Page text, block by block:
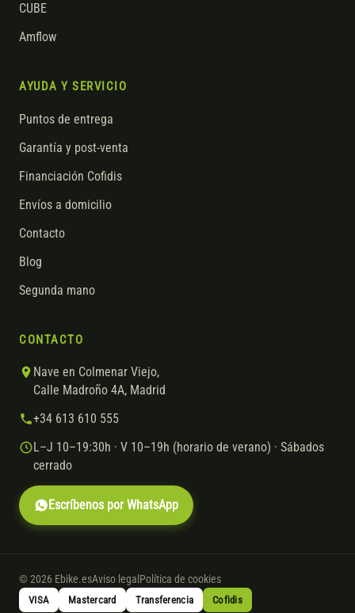
CUBE
Amflow
AYUDA Y SERVICIO
Puntos de entrega
Garantía y post-venta
Financiación Cofidis
Envíos a domicilio
Contacto
Blog
Segunda mano
CONTACTO
Nave en Colmenar Viejo,
Calle Madroño 4A, Madrid
+34 613 610 555
L–J 10–19:30h · V 10–19h (horario de verano) · Sábados
cerrado
Escríbenos por WhatsApp
© 2026 Ebike.esAviso legal Política de cookies
VISA Mastercard Transferencia Cofidis